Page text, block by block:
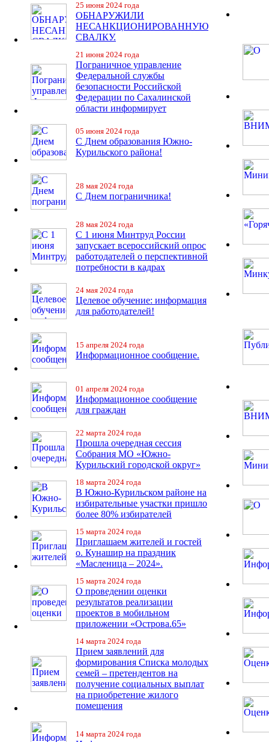
25 июня 2024 года
ОБНАРУЖИЛИ
НЕСАНКЦИОНИРОВАННУЮ
СВАЛКУ.
21 июня 2024 года
Пограничное управление
Федеральной службы
безопасности Российской
Федерации по Сахалинской
области информирует
05 июня 2024 года
С Днем образования Южно-
Курильского района!
28 мая 2024 года
С Днем пограничника!
28 мая 2024 года
С 1 июня Минтруд России
запускает всероссийский опрос
работодателей о перспективной
потребности в кадрах
24 мая 2024 года
Целевое обучение: информация
для работодателей!
15 апреля 2024 года
Информационное сообщение.
01 апреля 2024 года
Информационное сообщение
для граждан
22 марта 2024 года
Прошла очередная сессия
Собрания МО «Южно-
Курильский городской округ»
18 марта 2024 года
В Южно-Курильском районе на
избирательные участки пришло
более 80% избирателей
15 марта 2024 года
Приглашаем жителей и гостей
о. Кунашир на праздник
«Масленица – 2024».
15 марта 2024 года
О проведении оценки
результатов реализации
проектов в мобильном
приложении «Острова.65»
14 марта 2024 года
Прием заявлений для
формирования Списка молодых
семей – претендентов на
получение социальных выплат
на приобретение жилого
помещения
14 марта 2024 года